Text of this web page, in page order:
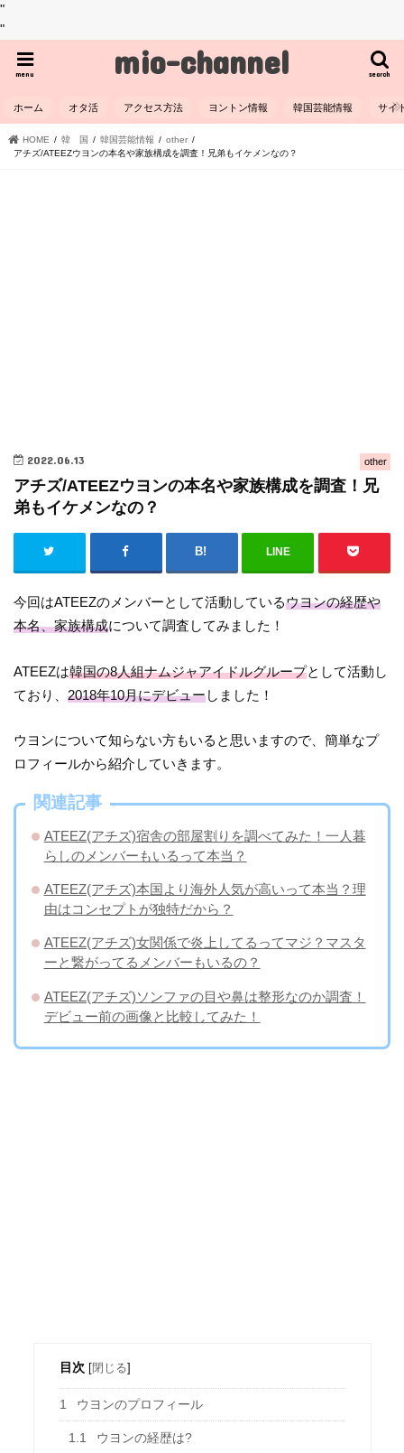
"
"
mio-channel search
menu
ホーム オタ活 アクセス方法 ヨントン情報 韓国芸能情報 サイ
HOME 韓 国 韓国芸能情報
other
アチズ/ATEEZウヨンの本名や家族構成を調査！兄弟もイケメンなの？
other
2022.06.13
アチズ/ATEEZウヨンの本名や家族構成を調査！兄
弟もイケメンなの？
LINE
今回はATEEZのメンバーとして活動しているウヨンの経歴や
本名、家族構成について調査してみました！
ATEEZは韓国の8人組ナムジャアイドルグループとして活動し
ており、2018年10月にデビューしました！
ウヨンについて知らない方もいると思いますので、簡単なプ
ロフィールから紹介していきます。
関連記事
ATEEZ(アチズ)宿舎の部屋割りを調べてみた！一人暮
らしのメンバーもいるって本当？
ATEEZ(アチズ)本国より海外人気が高いって本当？理
由はコンセプトが独特だから？
ATEEZ(アチズ)女関係で炎上してるってマジ？マスタ
ーと繋がってるメンバーもいるの？
​ATEEZ(アチズ)ソンファの目や鼻は整形なのか調査！
デビュー前の画像と比較してみた！
目次 [閉じる]
1 ウヨンのプロフィール
1.1 ウヨンの経歴は?